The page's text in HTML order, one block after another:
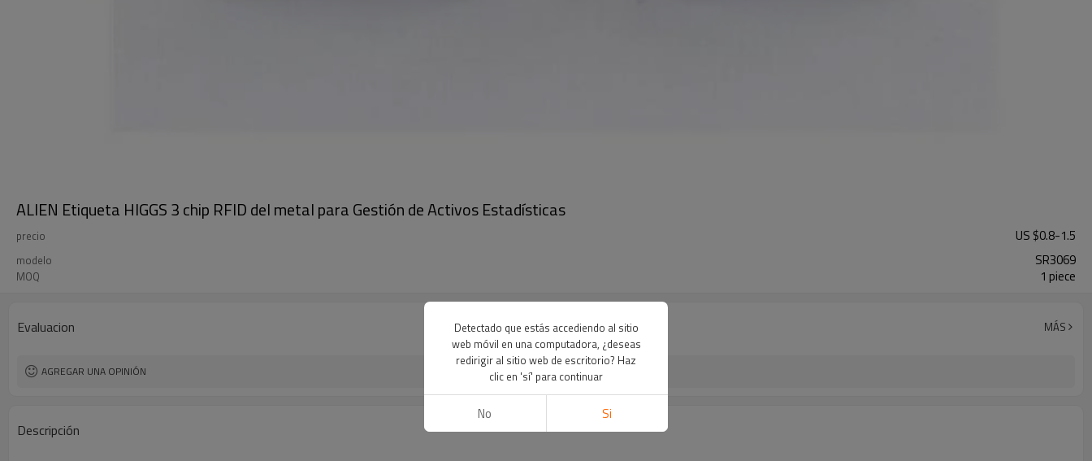
ALIEN Etiqueta HIGGS 3 chip RFID del metal para Gestión de Activos Estadísticas
precio US $0.8-1.5
modelo SR3069
MOQ 1 piece
Evaluacion MÁS
AGREGAR UNA OPINIÓN
Descripción
Detectado que estás accediendo al sitio
web móvil en una computadora, ¿deseas
redirigir al sitio web de escritorio? Haz
clic en 'sí' para continuar
No Si